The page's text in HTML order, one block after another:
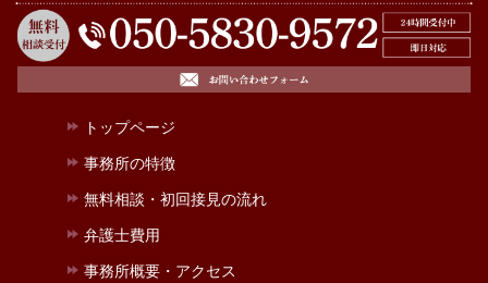
トップページ
事務所の特徴
無料相談・初回接見の流れ
弁護士費用
事務所概要・アクセス